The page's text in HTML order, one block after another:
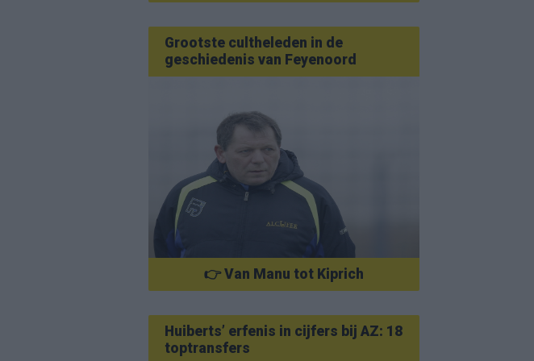
Grootste cultheleden in de
geschiedenis van Feyenoord
👉 Van Manu tot Kiprich
Huiberts’ erfenis in cijfers bij AZ: 18
toptransfers